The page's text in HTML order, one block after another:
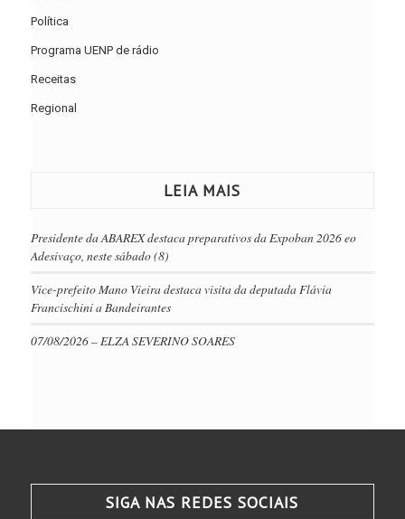
Política
Programa UENP de rádio
Receitas
Regional
LEIA MAIS
Presidente da ABAREX destaca preparativos da Expoban 2026 eo
Adesivaço, neste sábado (8)
Vice-prefeito Mano Vieira destaca visita da deputada Flávia
Francischini a Bandeirantes
07/08/2026 – ELZA SEVERINO SOARES
SIGA NAS REDES SOCIAIS